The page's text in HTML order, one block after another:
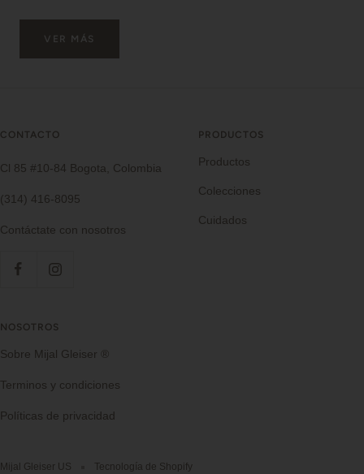
VER MÁS
CONTACTO
Cl 85 #10-84 Bogota, Colombia
(314) 416-8095
Contáctate con nosotros
PRODUCTOS
Productos
Colecciones
Cuidados
NOSOTROS
Sobre Mijal Gleiser ®
Terminos y condiciones
Políticas de privacidad
Mijal Gleiser US Tecnología de Shopify